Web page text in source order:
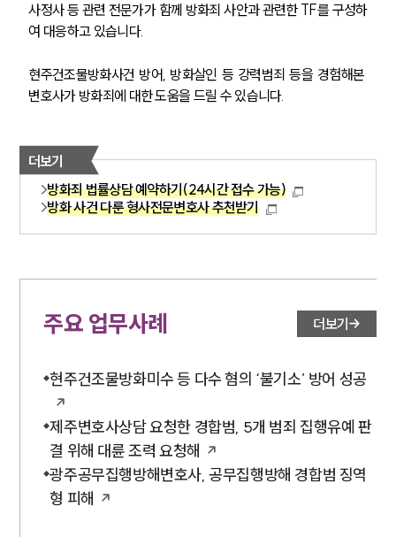
사정사 등 관련 전문가가 함께 방화죄 사안과 관련한 TF를 구성하
여 대응하고 있습니다.
현주건조물방화사건 방어, 방화살인 등 강력범죄 등을 경험해본
변호사가 방화죄에 대한 도움을 드릴 수 있습니다.
더보기
방화죄 법률상담 예약하기(24시간 접수 가능)
방화 사건 다룬 형사전문변호사 추천받기
주요 업무사례 더보기
현주건조물방화미수 등 다수 혐의 ‘불기소’ 방어 성공
제주변호사상담 요청한 경합범, 5개 범죄 집행유예 판
결 위해 대륜 조력 요청해
광주공무집행방해변호사, 공무집행방해 경합범 징역
형 피해